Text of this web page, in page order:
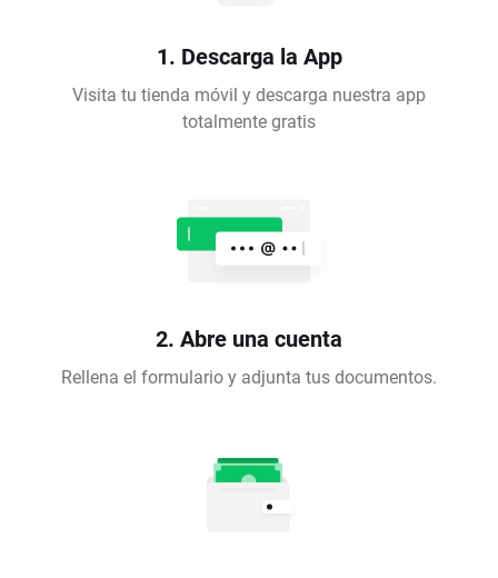
1. Descarga la App
Visita tu tienda móvil y descarga nuestra app
totalmente gratis
2. Abre una cuenta
Rellena el formulario y adjunta tus documentos.